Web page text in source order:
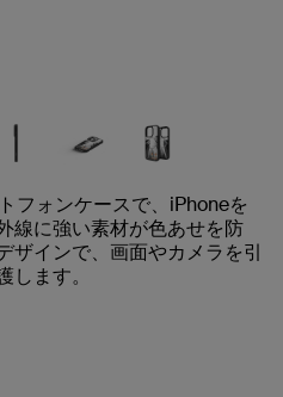
フォンケースで、iPhoneを
線に強い素材が色あせを防
ザインで、画面やカメラを引
ます。